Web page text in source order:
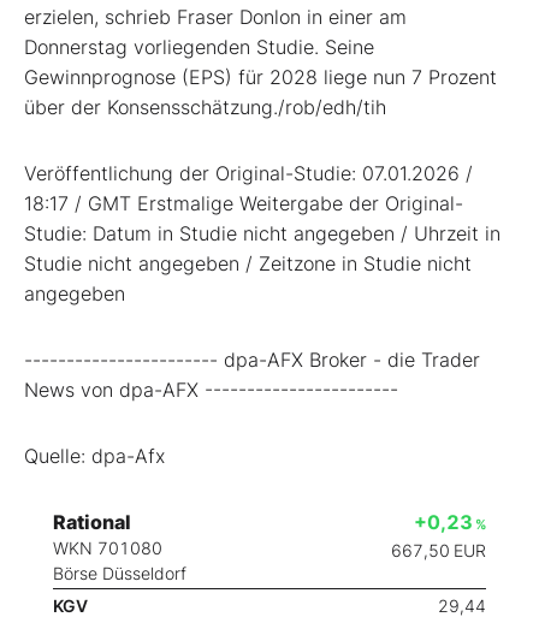
erzielen, schrieb Fraser Donlon in einer am
Donnerstag vorliegenden Studie. Seine
Gewinnprognose (EPS) für 2028 liege nun 7 Prozent
über der Konsensschätzung./rob/edh/tih
Veröffentlichung der Original-Studie: 07.01.2026 /
18:17 / GMT Erstmalige Weitergabe der Original-
Studie: Datum in Studie nicht angegeben / Uhrzeit in
Studie nicht angegeben / Zeitzone in Studie nicht
angegeben
----------------------- dpa-AFX Broker - die Trader
News von dpa-AFX -----------------------
Quelle: dpa-Afx
Rational
WKN 701080
Börse Düsseldorf
+0,23 %
667,50 EUR
KGV
29,44